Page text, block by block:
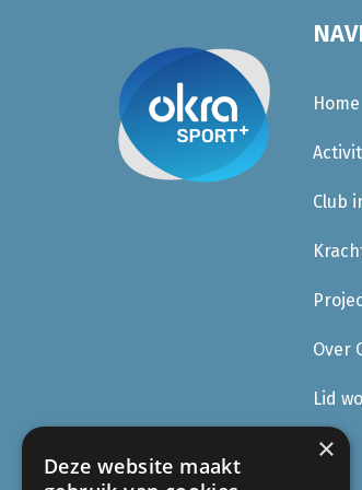
Home
Club
Over
Lid
×
Deze website maakt